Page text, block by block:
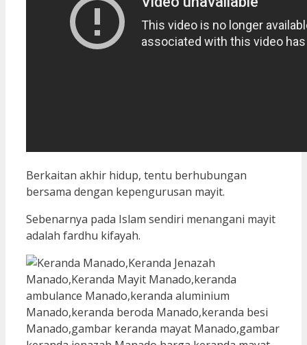
Berkaitan akhir hidup, tentu berhubungan
bersama dengan kepengurusan mayit.
Sebenarnya pada Islam sendiri menangani mayit
adalah fardhu kifayah.